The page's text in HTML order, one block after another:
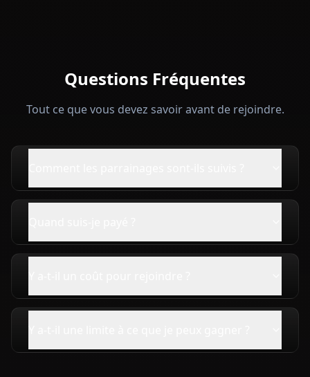
Questions Fréquentes
Tout ce que vous devez savoir avant de rejoindre.